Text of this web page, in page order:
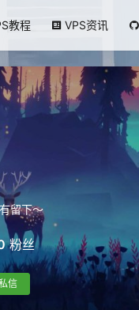
教程 VPS资讯
留下～
粉丝
信